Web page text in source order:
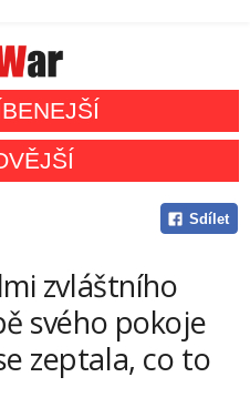
Sdílet
zvláštního
svého pokoje
zeptala, co to